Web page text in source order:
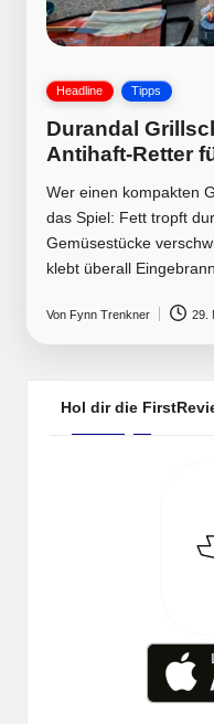
Posted
Headline Tipps
Durandal
Antihaft-Retter
Wer einen kompakten
das Spiel: Fett tropft
Gemüsestücke
klebt überall
Posted
by
Von Fynn Trenkner 29.
Hol dir die